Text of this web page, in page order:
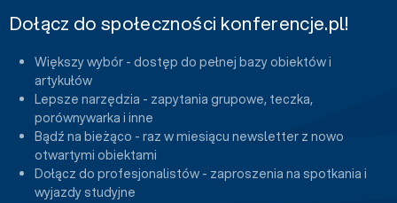
Dołącz do społeczności konferencje.pl!
Większy wybór - dostęp do pełnej bazy obiektów i
artykułów
Lepsze narzędzia - zapytania grupowe, teczka,
porównywarka i inne
Bądź na bieżąco - raz w miesiącu newsletter z nowo
otwartymi obiektami
Dołącz do profesjonalistów - zaproszenia na spotkania i
wyjazdy studyjne